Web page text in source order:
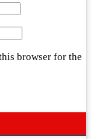
browser for the